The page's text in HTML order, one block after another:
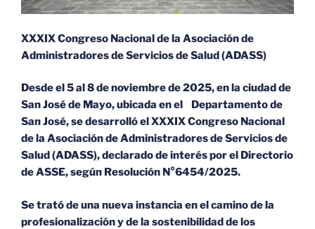
XXXIX Congreso Nacional de la Asociación de
Administradores de Servicios de Salud (ADASS)
Desde el 5 al 8 de noviembre de 2025, en la ciudad de
San José de Mayo, ubicada en el Departamento de
San José, se desarrolló el XXXIX Congreso Nacional
de la Asociación de Administradores de Servicios de
Salud (ADASS), declarado de interés por el Directorio
de ASSE, según Resolución N°6454/2025.
Se trató de una nueva instancia en el camino de la
profesionalización y de la sostenibilidad de los